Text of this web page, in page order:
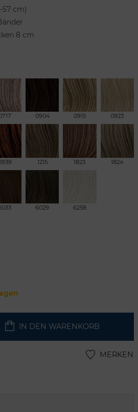
cm)
8 cm
0904 0915 0923
1215 1823 1824
6029 6258
IN DEN WARENKORB
MERKEN